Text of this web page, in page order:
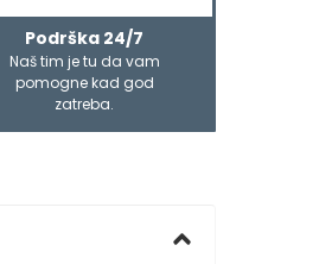
Podrška 24/7
Naš tim je tu da vam
pomogne kad god
zatreba.